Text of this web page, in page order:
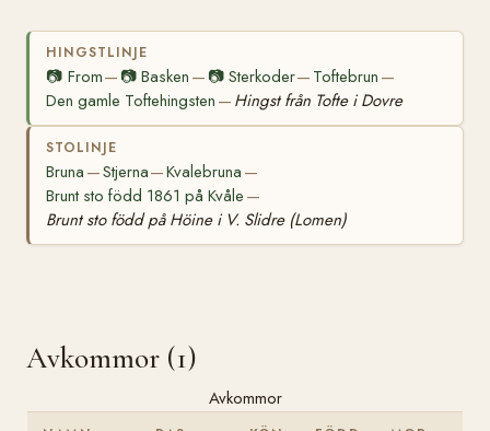
HINGSTLINJE
📷 From— 📷Basken — 📷 Sterkoder— Toftebrun —
Den gamle Toftehingsten — Hingst från Tofte i Dovre
STOLINJE
Bruna —Stjerna—Kvalebruna —
Brunt sto född 1861 på Kvåle —
Brunt sto född på Höine i V. Slidre (Lomen)
Avkommor (1)
Avkommor